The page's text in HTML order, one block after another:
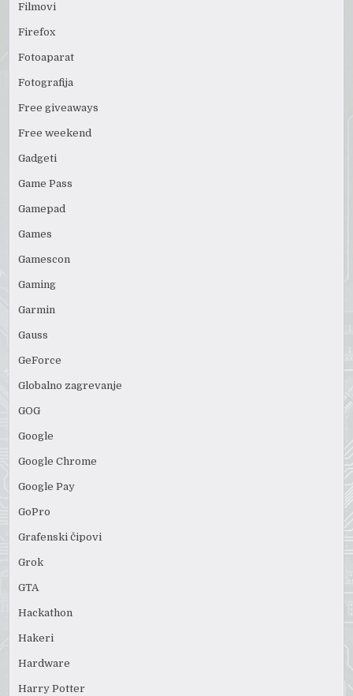
Filmovi
Firefox
Fotoaparat
Fotografija
Free giveaways
Free weekend
Gadgeti
Game Pass
Gamepad
Games
Gamescon
Gaming
Garmin
Gauss
GeForce
Globalno zagrevanje
GOG
Google
Google Chrome
Google Pay
GoPro
Grafenski čipovi
Grok
GTA
Hackathon
Hakeri
Hardware
Harry Potter